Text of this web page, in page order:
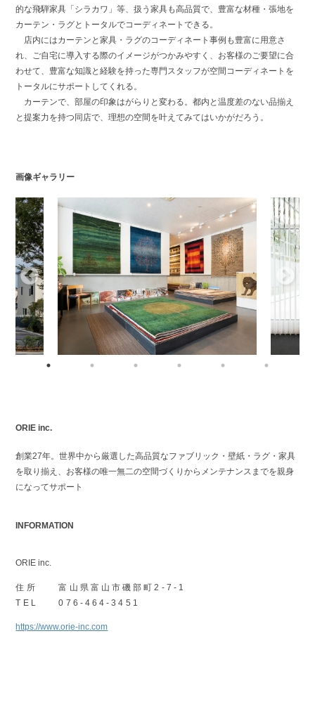
的な飛騨家具「シラカワ」等、扱う家具も高品質で、豊富な材種・張地を
カーテン・ラグとトータルでコーディネートできる。
店内にはカーテンと家具・ラグのコーディネート事例も豊富に用意さ
れ、ご自宅に導入する際のイメージがつかみやすく、お客様のご要望に合
わせて、豊富な知識と経験を持った専門スタッフが空間コーディネートを
トータルにサポートしてくれる。
カーテンで、部屋の印象はがらりと変わる。都内と温度差のない品揃え
と提案力を持つ同店で、理想の空間を叶えてみてはいかがだろう。
画像ギャラリー
ORIE inc.
創業27年。世界中から厳選した高品質なファブリック・壁紙・ラグ・家具
を取り揃え、お客様の唯一無二の空間づくりからメンテナンスまでを親身
になってサポート
INFORMATION
ORIE inc.
住所
富山県富山市磯部町2-7-1
TEL
076-464-3451
https://www.orie-inc.com